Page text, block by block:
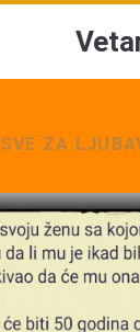
SVE ZA